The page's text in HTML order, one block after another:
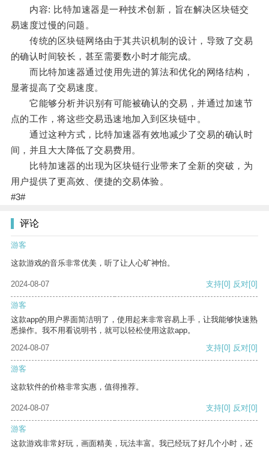
内容: 比特加速器是一种技术创新，旨在解决区块链交
易速度过慢的问题。
传统的区块链网络由于其共识机制的设计，导致了交易
的确认时间较长，甚至需要数小时才能完成。
而比特加速器通过使用先进的算法和优化的网络结构，
显著提高了交易速度。
它能够分析并识别有可能被确认的交易，并通过加速节
点的工作，将这些交易迅速地加入到区块链中。
通过这种方式，比特加速器有效地减少了交易的确认时
间，并且大大降低了交易费用。
比特加速器的出现为区块链行业带来了全新的突破，为
用户提供了更高效、便捷的交易体验。
#3#
评论
游客
这款游戏的音乐非常优美，听了让人心旷神怡。
2024-08-07 支持[0] 反对[0]
游客
这款app的用户界面简洁明了，使用起来非常容易上手，让我能够快速熟
悉操作。我不用看说明书，就可以轻松使用这款app。
2024-08-07
支持[0] 反对[0]
游客
这款软件的价格非常实惠，值得推荐。
2024-08-07 支持[0] 反对[0]
游客
这款游戏非常好玩，画面精美，玩法丰富。我已经玩了好几个小时，还